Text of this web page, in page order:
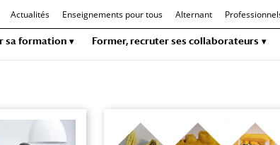
Actualités Enseignements pour tous Alternant
sa formation Former, recruter ses collaborateurs